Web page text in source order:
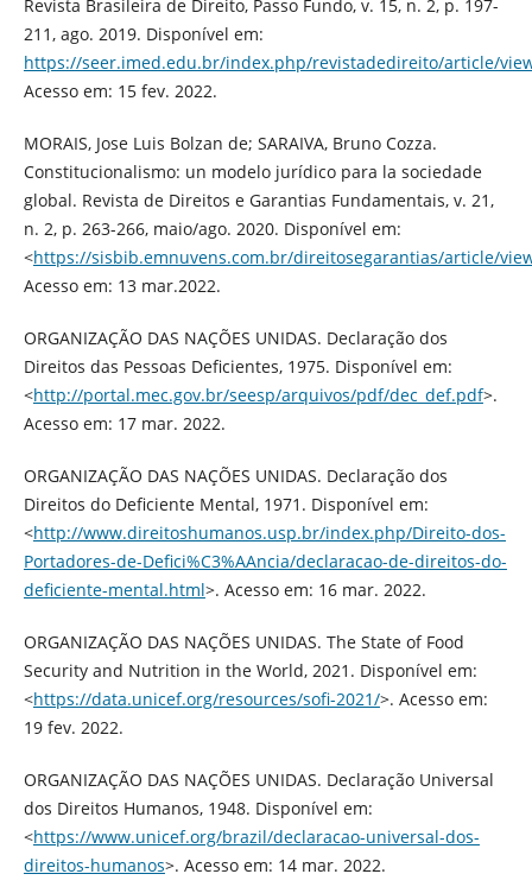
Revista Brasileira de Direito, Passo Fundo, v. 15, n. 2, p. 197-
211, ago. 2019. Disponível em:
https://seer.imed.edu.br/index.php/revistadedireito/article/
Acesso em: 15 fev. 2022.
MORAIS, Jose Luis Bolzan de; SARAIVA, Bruno Cozza.
Constitucionalismo: un modelo jurídico para la sociedade
global. Revista de Direitos e Garantias Fundamentais, v. 21,
n. 2, p. 263-266, maio/ago. 2020. Disponível em:
<https://sisbib.emnuvens.com.br/direitosegarantias/article/
Acesso em: 13 mar.2022.
ORGANIZAÇÃO DAS NAÇÕES UNIDAS. Declaração dos
Direitos das Pessoas Deficientes, 1975. Disponível em:
<http://portal.mec.gov.br/seesp/arquivos/pdf/dec_def.pdf>.
Acesso em: 17 mar. 2022.
ORGANIZAÇÃO DAS NAÇÕES UNIDAS. Declaração dos
Direitos do Deficiente Mental, 1971. Disponível em:
<http://www.direitoshumanos.usp.br/index.php/Direito-dos-
Portadores-de-Defici%C3%AAncia/declaracao-de-direitos-do-
deficiente-mental.html>. Acesso em: 16 mar. 2022.
ORGANIZAÇÃO DAS NAÇÕES UNIDAS. The State of Food
Security and Nutrition in the World, 2021. Disponível em:
<https://data.unicef.org/resources/sofi-2021/>. Acesso em:
19 fev. 2022.
ORGANIZAÇÃO DAS NAÇÕES UNIDAS. Declaração Universal
dos Direitos Humanos, 1948. Disponível em:
<https://www.unicef.org/brazil/declaracao-universal-dos-
direitos-humanos>. Acesso em: 14 mar. 2022.